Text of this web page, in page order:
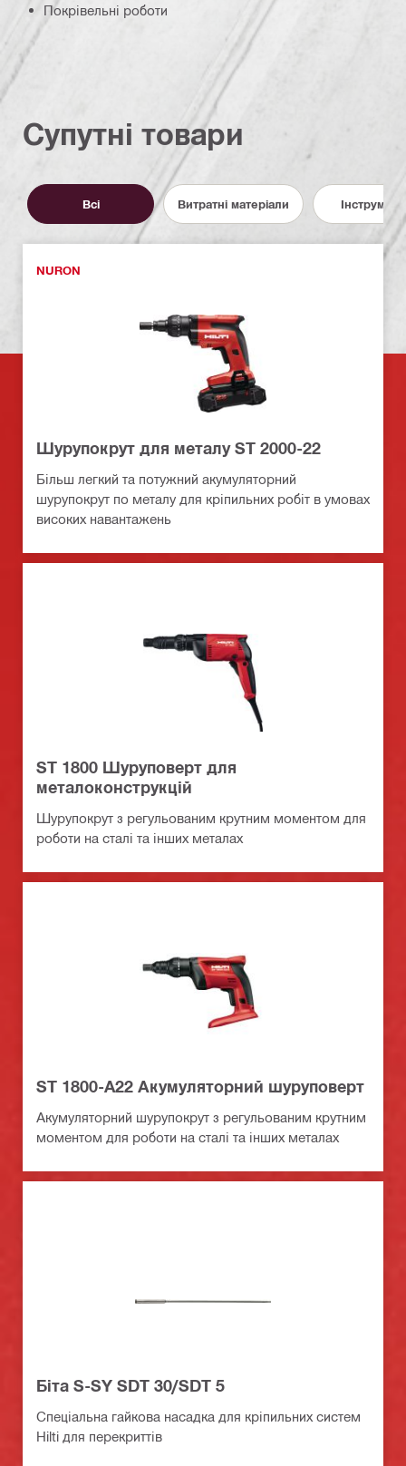
Покрівельні роботи
Супутні товари
Всі Витратні матеріали
NURON
Шурупокрут для металу ST 2000-22
Більш легкий та потужний акумуляторний
шурупокрут по металу для кріпильних робіт в умовах
високих навантажень
ST 1800 Шуруповерт для
металоконструкцій
Шурупокрут з регульованим крутним моментом для
роботи на сталі та інших металах
ST 1800-A22 Акумуляторний шуруповерт
Акумуляторний шурупокрут з регульованим крутним
моментом для роботи на сталі та інших металах
Бiта S-SY SDT 30/SDT 5
Спеціальна гайкова насадка для кріпильних систем
Hilti для перекриттів